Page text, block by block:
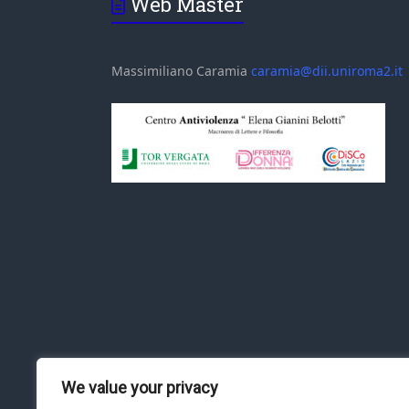
We value your privacy
Massimiliano Caramia caramia@dii.uniroma2.it